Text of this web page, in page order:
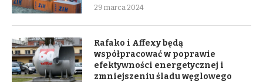
29 marca 2024
Rafako i Affexy będą
współpracować w poprawie
efektywności energetycznej i
zmniejszeniu śladu węglowego